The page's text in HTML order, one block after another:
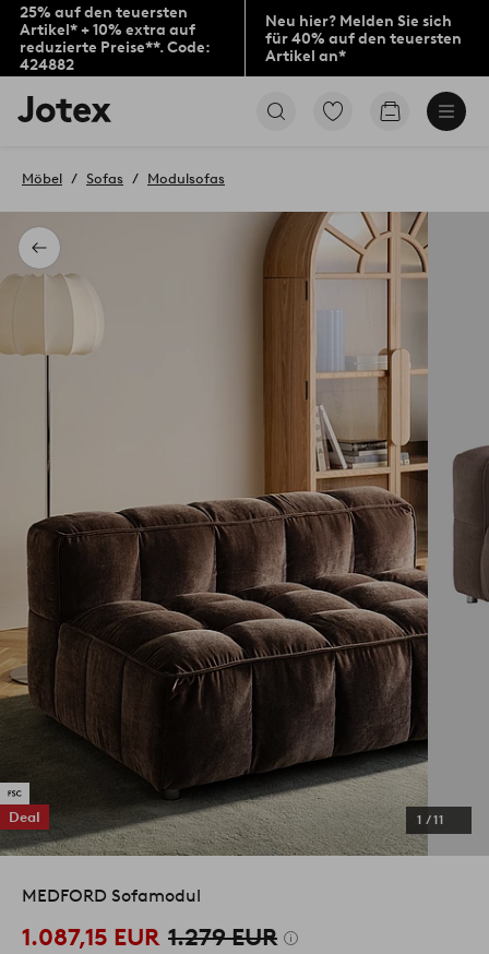
25% auf den teuersten
Artikel* + 10% extra auf
reduzierte Preise**. Code:
424882
Neu hier? Melden Sie sich
für 40% auf den teuersten
Artikel an*
Jotex-
Logo
Startseite
Zu
Produkten
gehen
Zum
Zurück
Möbel Sofas Modulsofas
Deal 1 /11
MEDFORD Sofamodul
1.087,15 EUR 1.279 EUR